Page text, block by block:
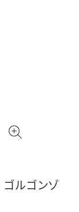
ルゴンゾ